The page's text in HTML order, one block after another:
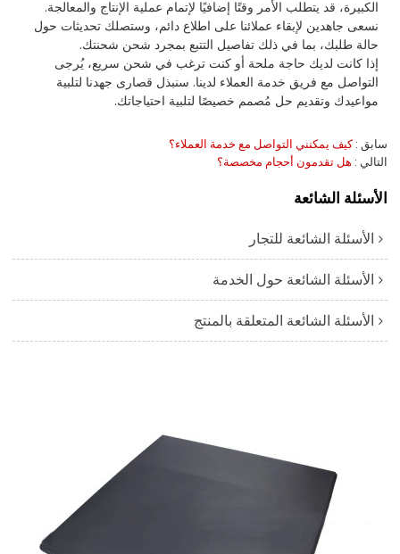
الكبيرة، قد يتطلب الأمر وقتًا إضافيًا لإتمام عملية الإنتاج والمعالجة.
نسعى جاهدين لإبقاء عملائنا على اطلاع دائم، وستصلك تحديثات حول
حالة طلبك، بما في ذلك تفاصيل التتبع بمجرد شحن شحنتك.
إذا كانت لديك حاجة ملحة أو كنت ترغب في شحن سريع، يُرجى
التواصل مع فريق خدمة العملاء لدينا. سنبذل قصارى جهدنا لتلبية
مواعيدك وتقديم حل مُصمم خصيصًا لتلبية احتياجاتك.
سابق كيف يمكنني التواصل مع خدمة العملاء؟
التالي هل تقدمون أحجام مخصصة؟
الأسئلة الشائعة
الأسئلة الشائعة للتجار
الأسئلة الشائعة حول الخدمة
الأسئلة الشائعة المتعلقة بالمنتج